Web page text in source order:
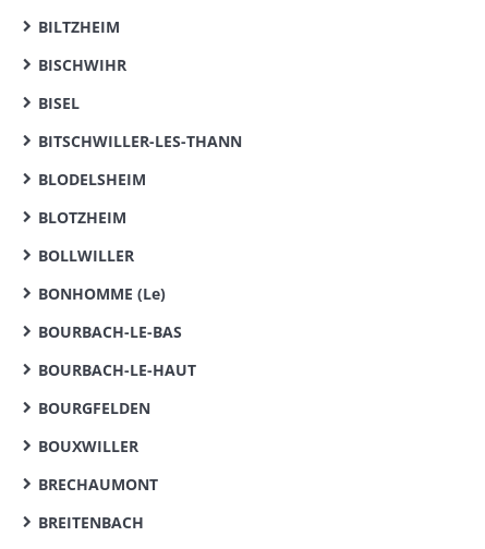
BILTZHEIM
BISCHWIHR
BISEL
BITSCHWILLER-LES-THANN
BLODELSHEIM
BLOTZHEIM
BOLLWILLER
BONHOMME (Le)
BOURBACH-LE-BAS
BOURBACH-LE-HAUT
BOURGFELDEN
BOUXWILLER
BRECHAUMONT
BREITENBACH